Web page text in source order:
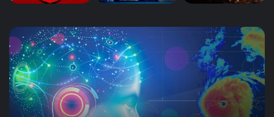
پای
هوش
مصنوعی
به
آب
هوا
و